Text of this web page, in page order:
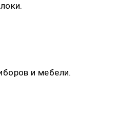
и мебели.